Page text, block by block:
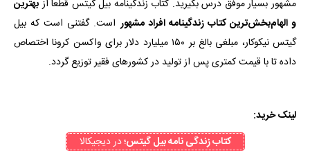
مشهور بسیار موفق درس بگیرید. کتاب زندگینامه بیل گیتس قطعاً ازبهترین
و الهام‌بخش‌ترین کتاب زندگینامه افراد مشهور است. گفتنی است که بیل
گیتس نیکوکار، مبلغی بالغ بر ۱۵۰ میلیارد دلار برای واکسن کرونا اختصاص
داده تا با قیمت کمتری پس از تولید در کشورهای فقیر توزیع گردد.
لینک خرید:
کتاب زندگی نامه بیل گیتس؛در دیجیکالا